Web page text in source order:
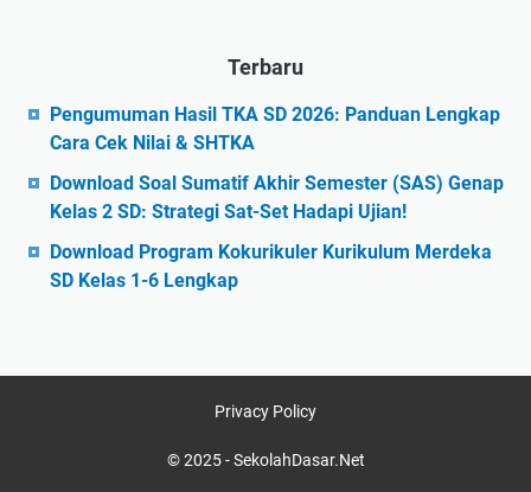
Terbaru
Pengumuman Hasil TKA SD 2026: Panduan Lengkap
Cara Cek Nilai & SHTKA
Download Soal Sumatif Akhir Semester (SAS) Genap
Kelas 2 SD: Strategi Sat-Set Hadapi Ujian!
Download Program Kokurikuler Kurikulum Merdeka
SD Kelas 1-6 Lengkap
Privacy Policy
© 2025 -SekolahDasar.Net